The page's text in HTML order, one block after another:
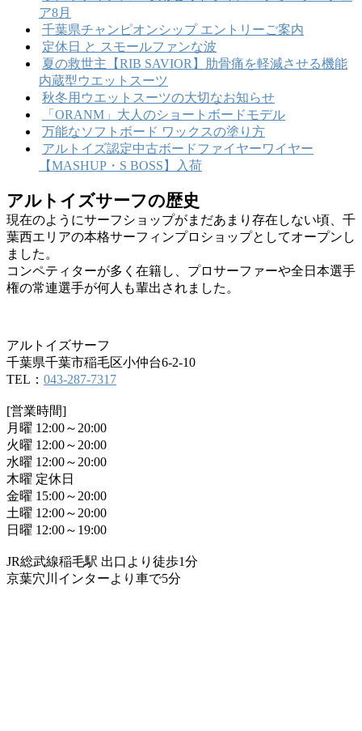
ア8月
千葉県チャンピオンシップ エントリーご案内
定休日 と スモールファンな波
夏の救世主【RIB SAVIOR】肋骨痛を軽減させる機能
内蔵型ウエットスーツ
秋冬用ウエットスーツの大切なお知らせ
「ORANM」大人のショートボードモデル
万能なソフトボード ワックスの塗り方
アルトイズ認定中古ボードファイヤーワイヤー
【MASHUP・S BOSS】入荷
アルトイズサーフの歴史
現在のようにサーフショップがまだあまり存在しない頃、千
葉西エリアの本格サーフィンプロショップとしてオープンし
ました。
コンペティターが多く在籍し、プロサーファーや全日本選手
権の常連選手が何人も輩出されました。
アルトイズサーフ
千葉県千葉市稲毛区小仲台6-2-10
TEL： 043-287-7317
[営業時間]
月曜 12:00～20:00
火曜 12:00～20:00
水曜 12:00～20:00
木曜 定休日
金曜 15:00～20:00
土曜 12:00～20:00
日曜 12:00～19:00
JR総武線稲毛駅 出口より徒歩1分
京葉穴川インターより車で5分